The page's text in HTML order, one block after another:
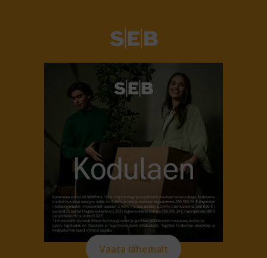
Vaata lähemalt